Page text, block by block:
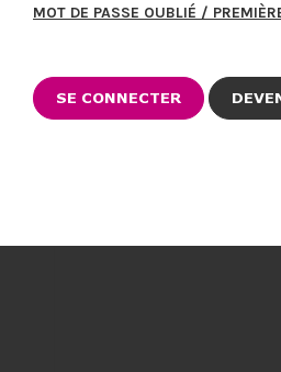
MOT DE PASSE OUBLIÉ /